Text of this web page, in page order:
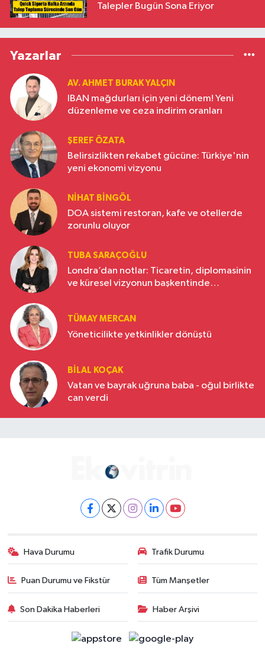
Talepler Bugün Sona Eriyor
Yazarlar
AV. AHMET BURAK YALÇIN
IBAN mağdurları için yeni dönem! Yeni
düzenleme ve ceza indirim oranları
ŞEREF ÖZATA
Belirsizlikten rekabet gücüne: Türkiye'nin
yeni ekonomi vizyonu
NIHAT BINGÖL
DOA sistemi restoran, kafe ve otellerde
zorunlu oluyor
TUBA SARAÇOĞLU
Londra’dan notlar: Ticaretin, diplomasinin
ve küresel vizyonun başkentinde
TÜMAY MERCAN
Yöneticilikte yetkinlikler dönüştü
BILAL KOÇAK
Vatan ve bayrak uğruna baba - oğul birlikte
can verdi
Hava Durumu Trafik Durumu
Puan Durumu ve Fikstür Tüm Manşetler
Son Dakika Haberleri Haber Arşivi